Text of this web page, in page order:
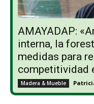
AMAYADAP:
interna, la
medidas para
competitividad
Madera & Mueble